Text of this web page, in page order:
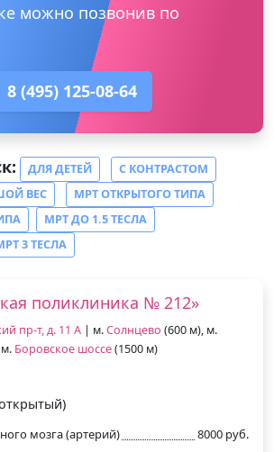
можно позвонив по
8 (495) 125-08-64
ДЛЯ ДЕТЕЙ
С КОНТРАСТОМ
ВЕС
МРТ ОТКРЫТОГО ТИПА
МРТ ДО 1.5 ТЕСЛА
3 ТЕСЛА
поликлиника № 212»
пр-т, д. 11 А | м.Солнцево (600 м), м.
Боровское шоссе(1500 м)
мозга (артерий) 8000 руб.